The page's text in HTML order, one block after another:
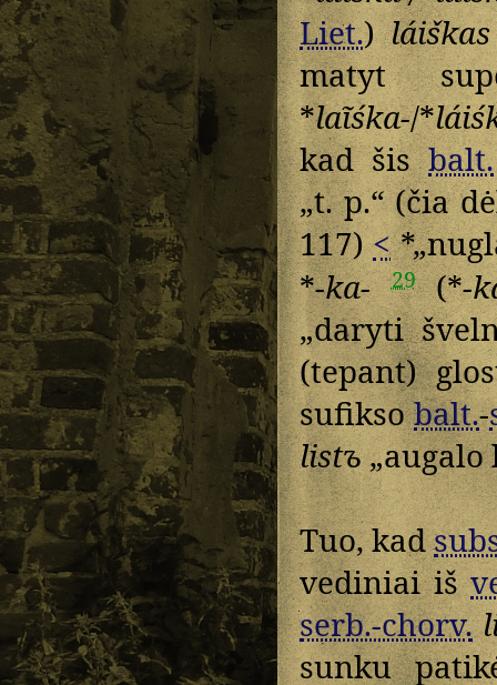
Liet.)láiškas
matyt
*laĩśka-/*
kad šisbalt.
„t. p.“ (čia
117)<
*-ka- 29(*-
„daryti
(tepant)
sufiksobalt.-
listъ„augalo
Tuo, kad
vediniai iš
serb.-chorv.
sunku